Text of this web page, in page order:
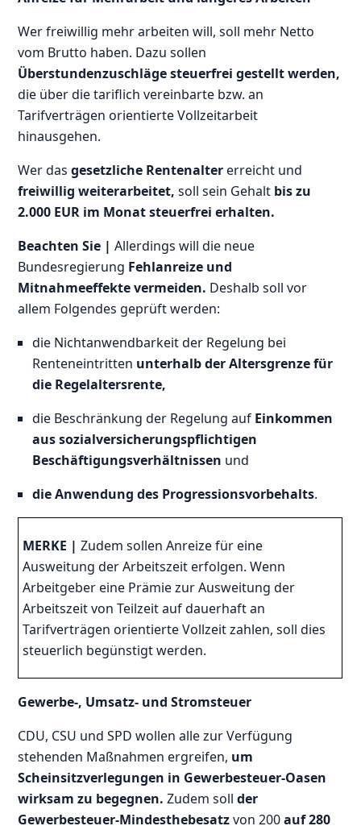
Wer freiwillig mehr arbeiten will, soll mehr Netto
vom Brutto haben. Dazu sollen
Überstundenzuschläge steuerfrei gestellt werden,
die über die tariflich vereinbarte bzw. an
Tarifverträgen orientierte Vollzeitarbeit
hinausgehen.
Wer dasgesetzliche Rentenaltererreicht und
freiwillig weiterarbeitet, soll sein Gehalt bis zu
2.000 EUR im Monat steuerfrei erhalten.
Beachten Sie |Allerdings will die neue
Bundesregierung Fehlanreize und
Mitnahmeeffekte vermeiden. Deshalb soll vor
allem Folgendes geprüft werden:
die Nichtanwendbarkeit der Regelung bei
Renteneintritten unterhalb der Altersgrenze für
die Regelaltersrente,
die Beschränkung der Regelung auf Einkommen
aus sozialversicherungspflichtigen
Beschäftigungsverhältnissen und
die Anwendung des Progressionsvorbehalts.
MERKE | Zudem sollen Anreize für eine
Ausweitung der Arbeitszeit erfolgen. Wenn
Arbeitgeber eine Prämie zur Ausweitung der
Arbeitszeit von Teilzeit auf dauerhaft an
Tarifverträgen orientierte Vollzeit zahlen, soll dies
steuerlich begünstigt werden.
Gewerbe-, Umsatz- und Stromsteuer
CDU, CSU und SPD wollen alle zur Verfügung
stehenden Maßnahmen ergreifen, um
Scheinsitzverlegungen in Gewerbesteuer-Oasen
wirksam zu begegnen. Zudem soll der
Gewerbesteuer-Mindesthebesatzvon 200auf 280